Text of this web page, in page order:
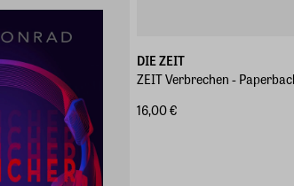
DIE ZEIT
ZEIT Verbrechen -
16,00 €